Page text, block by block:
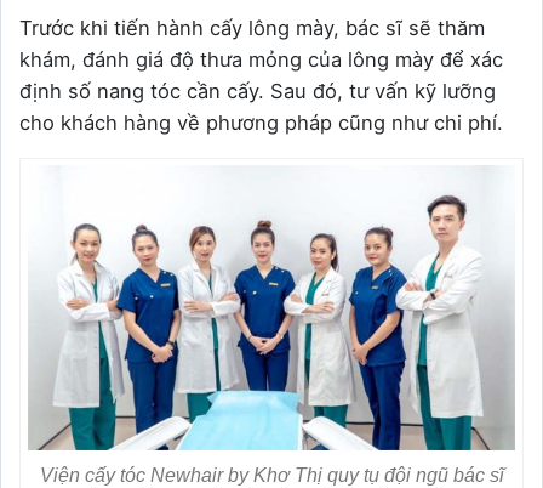
Trước khi tiến hành cấy lông mày, bác sĩ sẽ thăm
khám, đánh giá độ thưa mỏng của lông mày để xác
định số nang tóc cần cấy. Sau đó, tư vấn kỹ lưỡng
cho khách hàng về phương pháp cũng như chi phí.
Viện cấy tóc Newhair by Khơ Thị quy tụ đội ngũ bác sĩ